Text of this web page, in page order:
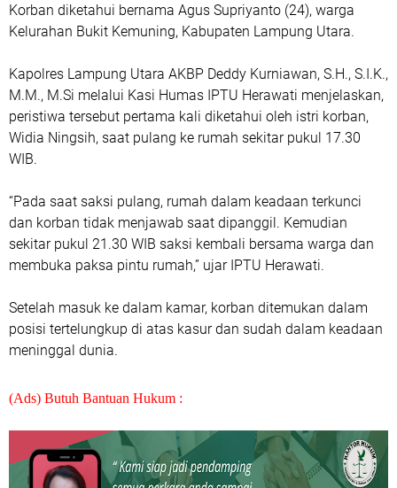
Korban diketahui bernama Agus Supriyanto (24), warga
Kelurahan Bukit Kemuning, Kabupaten Lampung Utara.
Kapolres Lampung Utara AKBP Deddy Kurniawan, S.H., S.I.K.,
M.M., M.Si melalui Kasi Humas IPTU Herawati menjelaskan,
peristiwa tersebut pertama kali diketahui oleh istri korban,
Widia Ningsih, saat pulang ke rumah sekitar pukul 17.30
WIB.
“Pada saat saksi pulang, rumah dalam keadaan terkunci
dan korban tidak menjawab saat dipanggil. Kemudian
sekitar pukul 21.30 WIB saksi kembali bersama warga dan
membuka paksa pintu rumah,” ujar IPTU Herawati.
Setelah masuk ke dalam kamar, korban ditemukan dalam
posisi tertelungkup di atas kasur dan sudah dalam keadaan
meninggal dunia.
(Ads) Butuh Bantuan Hukum :